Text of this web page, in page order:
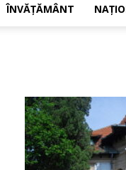
ÎNVĂȚĂMÂNT